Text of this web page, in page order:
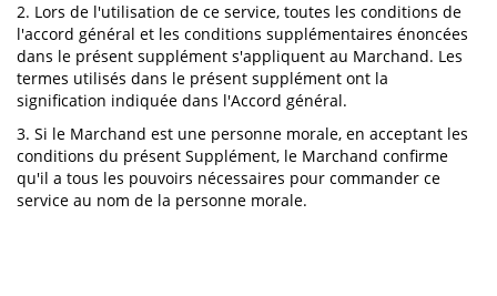
2. Lors de l'utilisation de ce service, toutes les conditions de
l'accord général et les conditions supplémentaires énoncées
dans le présent supplément s'appliquent au Marchand. Les
termes utilisés dans le présent supplément ont la
signification indiquée dans l'Accord général.
3. Si le Marchand est une personne morale, en acceptant les
conditions du présent Supplément, le Marchand confirme
qu'il a tous les pouvoirs nécessaires pour commander ce
service au nom de la personne morale.